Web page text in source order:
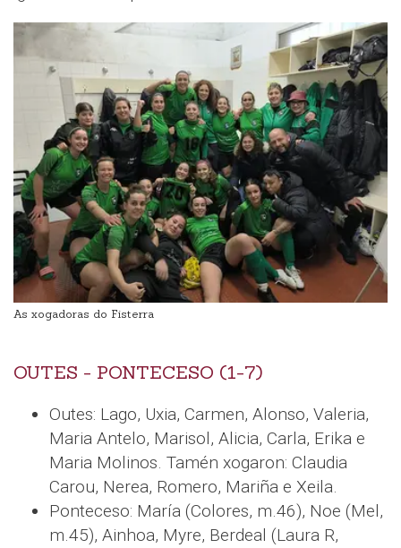
As xogadoras do Fisterra
OUTES - PONTECESO (1-7)
Outes: Lago, Uxia, Carmen, Alonso, Valeria,
Maria Antelo, Marisol, Alicia, Carla, Erika e
Maria Molinos. Tamén xogaron: Claudia
Carou, Nerea, Romero, Mariña e Xeila.
Ponteceso: María (Colores, m.46), Noe (Mel,
m.45), Ainhoa, Myre, Berdeal (Laura R,